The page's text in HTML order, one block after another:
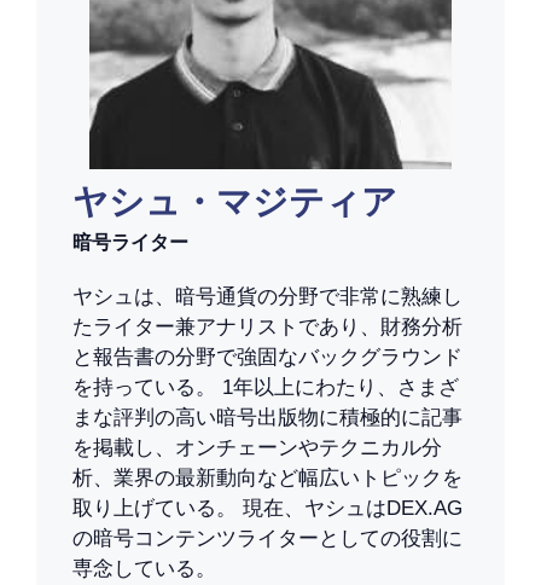
ヤシュ・マジティア
暗号ライター
ヤシュは、暗号通貨の分野で非常に熟練し
たライター兼アナリストであり、財務分析
と報告書の分野で強固なバックグラウンド
を持っている。 1年以上にわたり、さまざ
まな評判の高い暗号出版物に積極的に記事
を掲載し、オンチェーンやテクニカル分
析、業界の最新動向など幅広いトピックを
取り上げている。 現在、ヤシュはDEX.AG
の暗号コンテンツライターとしての役割に
専念している。